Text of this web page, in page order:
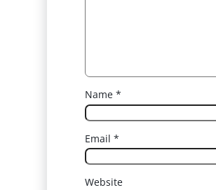
Name *
Email *
Website